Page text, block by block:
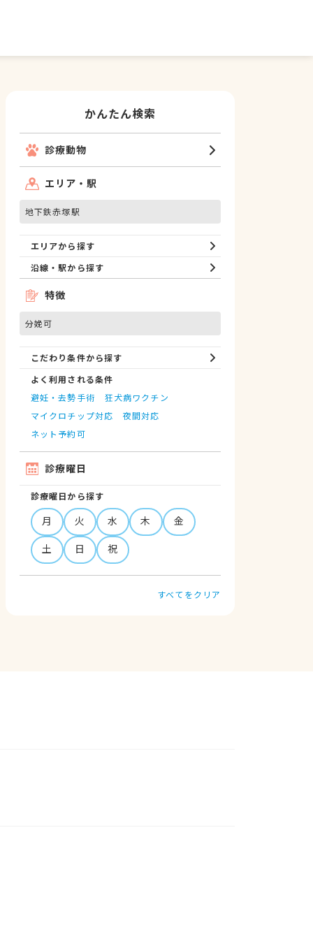
かんたん検索
診療動物
エリア・駅
地下鉄赤塚駅
エリアから探す
沿線・駅から探す
特徴
分娩可
こだわり条件から探す
よく利用される条件
避妊・去勢手術
狂犬病ワクチン
マイクロチップ対応
夜間対応
ネット予約可
診療曜日
診療曜日から探す
月 火 水 木
金
土
日 祝
すべてをクリア